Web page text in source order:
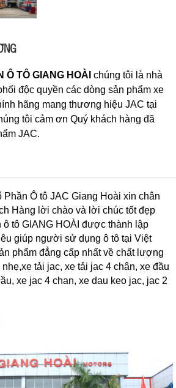
Ô TÔ GIANG HOÀI chúng tôi là nhà
độc quyền các dòng sản phẩm xe
hãng mang thương hiệu JAC tại
tôi cảm ơn Quý khách hàng đã
JAC.
Ô tô JAC Giang Hoài xin chân
Hàng lời chào và lời chúc tốt đẹp
ô tô GIANG HOÀI được thành lập
giúp người sử dụng ô tô tại Việt
phẩm đẳng cấp nhất về chất lượng
tải jac, xe tải jac 4 chân, xe đầu
xe jac 4 chan, xe dau keo jac, jac 2